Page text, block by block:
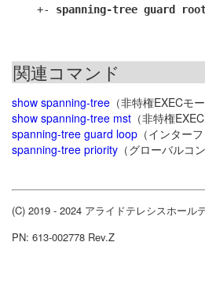
    +-
spanning-tree guard
関連コマンド
show spanning-tree （非特権EXECモー
show spanning-tree mst （非特権
spanning-tree guard loop （インター
spanning-tree priority （グローバルコ
(C) 2019 - 2024 アライドテレシスホール
PN: 613-002778 Rev.Z